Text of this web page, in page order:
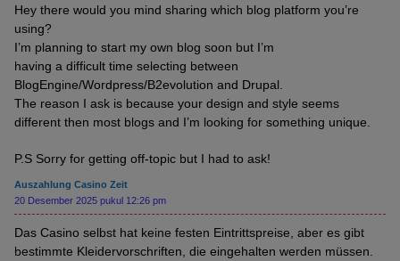
Hey there would you mind sharing which blog platform you’re
using?
I’m planning to start my own blog soon but I’m
having a difficult time selecting between
BlogEngine/Wordpress/B2evolution and Drupal.
The reason I ask is because your design and style seems
different then most blogs and I’m looking for something unique.
P.S Sorry for getting off-topic but I had to ask!
Auszahlung Casino Zeit
20 Desember 2025 pukul 12:26 pm
Das Casino selbst hat keine festen Eintrittspreise, aber es gibt
bestimmte Kleidervorschriften, die eingehalten werden müssen.